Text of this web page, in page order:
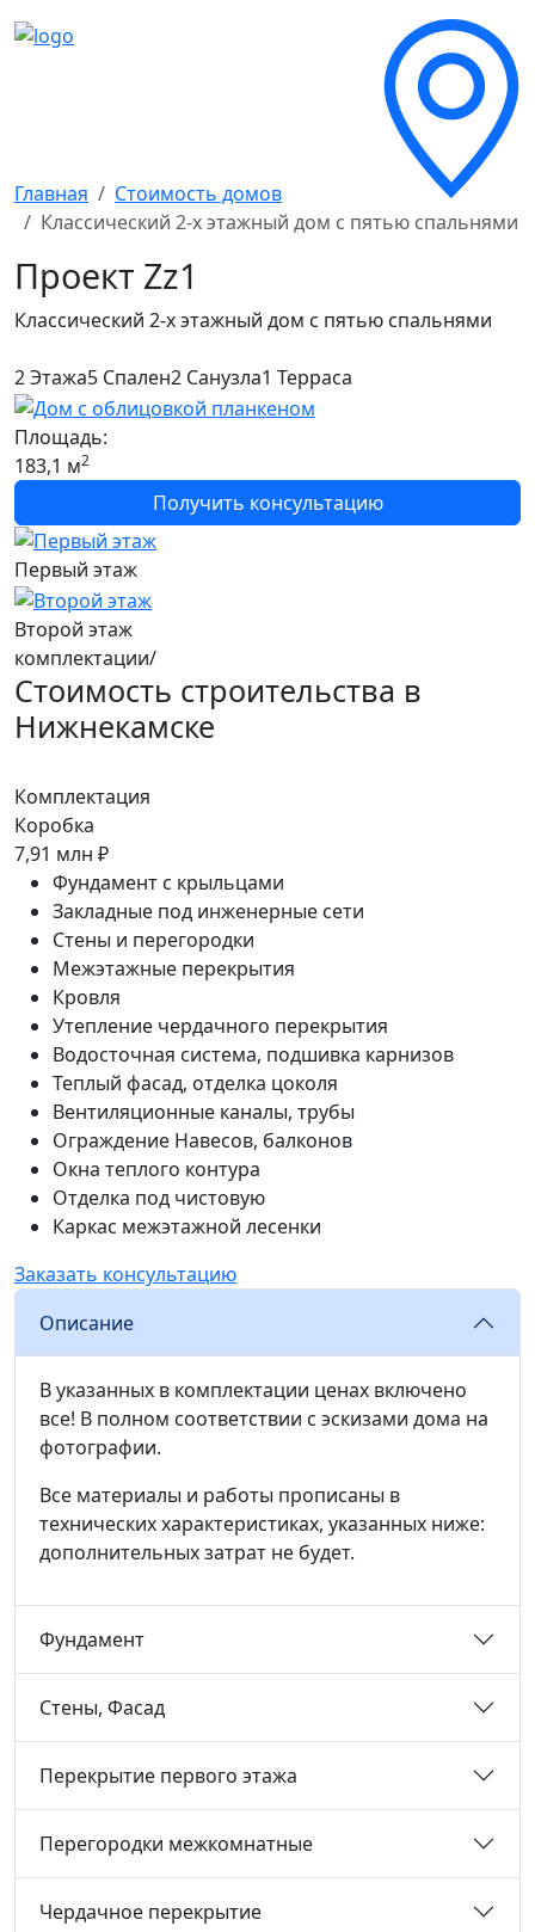
Главная
Стоимость домов
Классический 2-х этажный дом с пятью спальнями
Проект Zz1
Классический 2-х этажный дом с пятью спальнями
2 Этажа5 Спален2 Санузла1 Терраса
Площадь:
183,1 м2
Получить консультацию
Первый этаж
Второй этаж
комплектации/
Стоимость строительства в
Нижнекамске
Комплектация
Коробка
7,91 млн ₽
Фундамент с крыльцами
Закладные под инженерные сети
Стены и перегородки
Межэтажные перекрытия
Кровля
Утепление чердачного перекрытия
Водосточная система, подшивка карнизов
Теплый фасад, отделка цоколя
Вентиляционные каналы, трубы
Ограждение Навесов, балконов
Окна теплого контура
Отделка под чистовую
Каркас межэтажной лесенки
Заказать консультацию
Описание
В указанных в комплектации ценах включено
все! В полном соответствии с эскизами дома на
фотографии.
Все материалы и работы прописаны в
технических характеристиках, указанных ниже:
дополнительных затрат не будет.
Фундамент
Стены, Фасад
Перекрытие первого этажа
Перегородки межкомнатные
Чердачное перекрытие